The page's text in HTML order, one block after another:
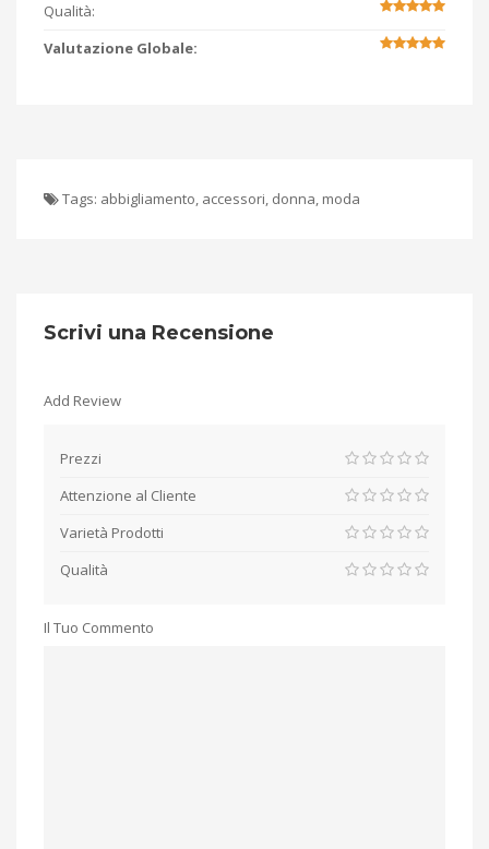
Qualità:
Valutazione Globale:
Tags: abbigliamento, accessori, donna, moda
Scrivi una Recensione
Add Review
Prezzi
Attenzione al Cliente
Varietà Prodotti
Qualità
Il Tuo Commento